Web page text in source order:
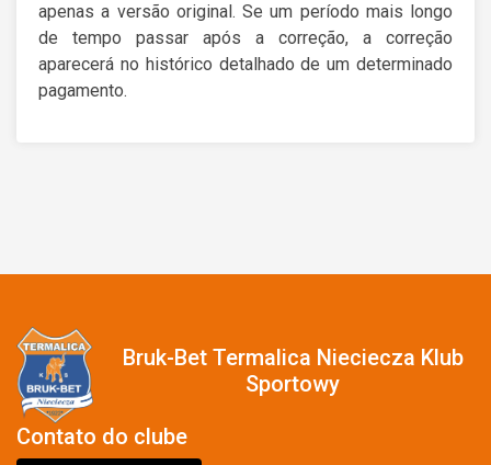
apenas a versão original. Se um período mais longo
de tempo passar após a correção, a correção
aparecerá no histórico detalhado de um determinado
pagamento.
Bruk-Bet Termalica Nieciecza Klub
Sportowy
Contato do clube